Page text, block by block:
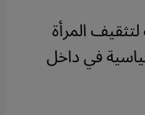
المرأة
في داخل